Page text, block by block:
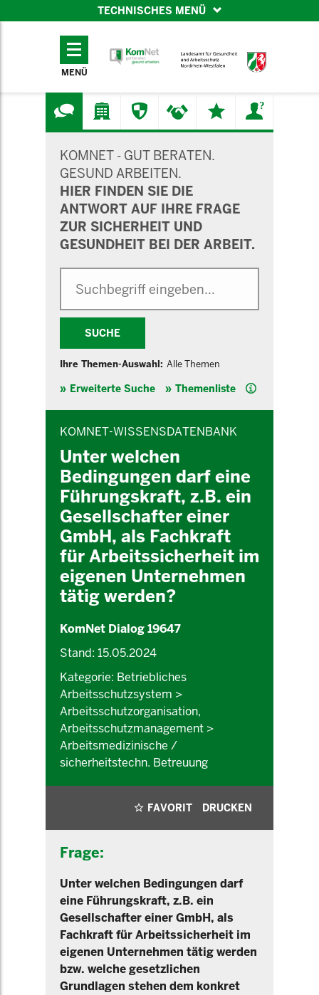
TECHNISCHES MENÜ
TECHNISCHES
MENÜ
KOMNET - GUT BERATEN.
GESUND ARBEITEN.
HIER FINDEN SIE DIE
ANTWORT AUF IHRE FRAGE
ZUR SICHERHEIT UND
GESUNDHEIT BEI DER ARBEIT.
SUCHE
Ihre Themen-Auswahl: Alle Themen
Erweiterte Suche Themenliste Hilfe
KOMNET-WISSENSDATENBANK
Unter welchen
Bedingungen darf eine
Führungskraft, z.B. ein
Gesellschafter einer
GmbH, als Fachkraft
für Arbeitssicherheit im
eigenen Unternehmen
tätig werden?
KomNet Dialog 19647
Stand: 15.05.2024
Kategorie: Betriebliches
Arbeitsschutzsystem >
Arbeitsschutzorganisation,
Arbeitsschutzmanagement >
Arbeitsmedizinische /
sicherheitstechn. Betreuung
FAVORIT DRUCKEN
Frage:
Unter welchen Bedingungen darf
eine Führungskraft, z.B. ein
Gesellschafter einer GmbH, als
Fachkraft für Arbeitssicherheit im
eigenen Unternehmen tätig werden
bzw. welche gesetzlichen
Grundlagen stehen dem konkret